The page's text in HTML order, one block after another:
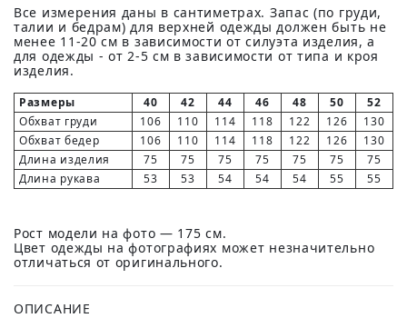
Все измерения даны в сантиметрах. Запас (по груди,
талии и бедрам) для верхней одежды должен быть не
менее 11-20 см в зависимости от силуэта изделия, а
для одежды - от 2-5 см в зависимости от типа и кроя
изделия.
Размеры 40 42 44 46 48 50
52
Обхват груди
106 110 114 118 122 126
130
Обхват бедер
106 110 114 118 122 126
130
Длина изделия
75 75 75 75 75 75
75
Длина рукава
53 53 54 54 54 55 55
Рост модели на фото — 175 см.
Цвет одежды на фотографиях может незначительно
отличаться от оригинального.
ОПИСАНИЕ